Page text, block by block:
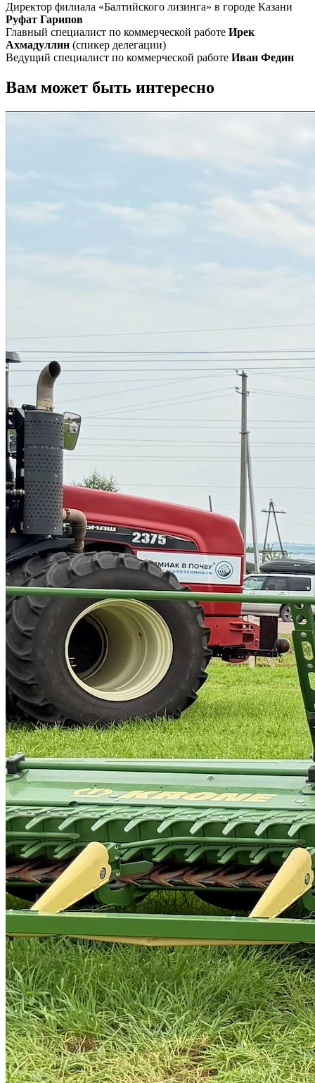
Директор филиала «Балтийского лизинга» в городе Казани
Руфат Гарипов
Главный специалист по коммерческой работе Ирек
Ахмадуллин (спикер делегации)
Ведущий специалист по коммерческой работе Иван Федин
Вам может быть интересно